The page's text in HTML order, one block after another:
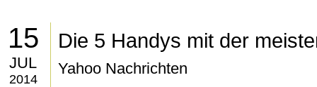
15
JUL
2014
Die 5 Handys mit der
Yahoo Nachrichten